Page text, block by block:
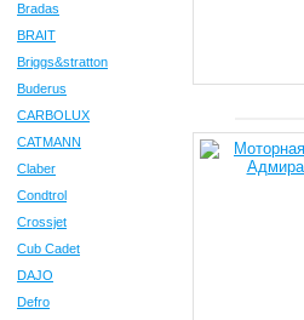
Bradas
BRAIT
Briggs&stratton
Buderus
CARBOLUX
CATMANN
Claber
Condtrol
Crossjet
Cub Cadet
DAJO
Defro